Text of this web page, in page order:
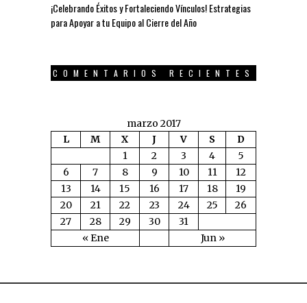
¡Celebrando Éxitos y Fortaleciendo Vínculos! Estrategias
para Apoyar a tu Equipo al Cierre del Año
COMENTARIOS RECIENTES
marzo 2017
L
M X J V S D
« Ene Jun »
1 2 3 4
5
6
7 8 9 10 11
12
13
14 15 16 17 18
19
20
21 22 23 24 25
26
27
28 29 30 31